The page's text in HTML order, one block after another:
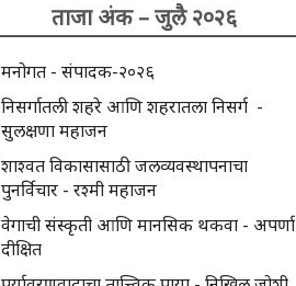
ताजा अंक – जुलै २०२६
मनोगत - संपादक-२०२६
निसर्गातली शहरे आणि शहरातला निसर्ग -
सुलक्षणा महाजन
शाश्वत विकासासाठी जलव्यवस्थापनाचा
पुनर्विचार - रश्मी महाजन
वेगाची संस्कृती आणि मानसिक थकवा - अपर्णा
दीक्षित